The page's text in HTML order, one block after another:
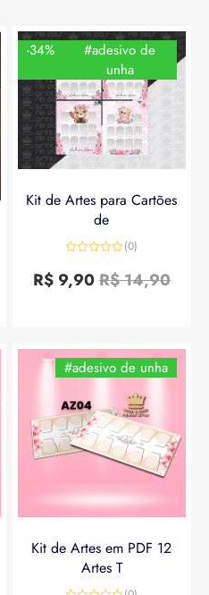
-34%
#adesivo de
unha
Kit de Artes para Cartões
de
0
de
(0)
R$14,90
R$9,90
#adesivo de unha
Kit de Artes em PDF 12
Artes T